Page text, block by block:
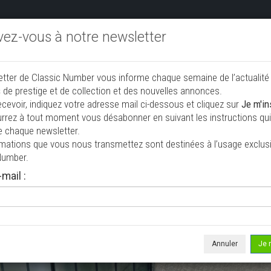
une annonce
le 24/07/2026 ( il y a 13 jours )
vous à notre newsletter
de Classic Number vous informe chaque semaine de
de prestige et de collection et des nouvelles annonces.
indiquez votre adresse mail ci-dessous et cliquez sur Je
à tout moment vous désabonner en suivant les instructions
chaque newsletter.
que vous nous transmettez sont destinées à l’usage
:
Annuler Je